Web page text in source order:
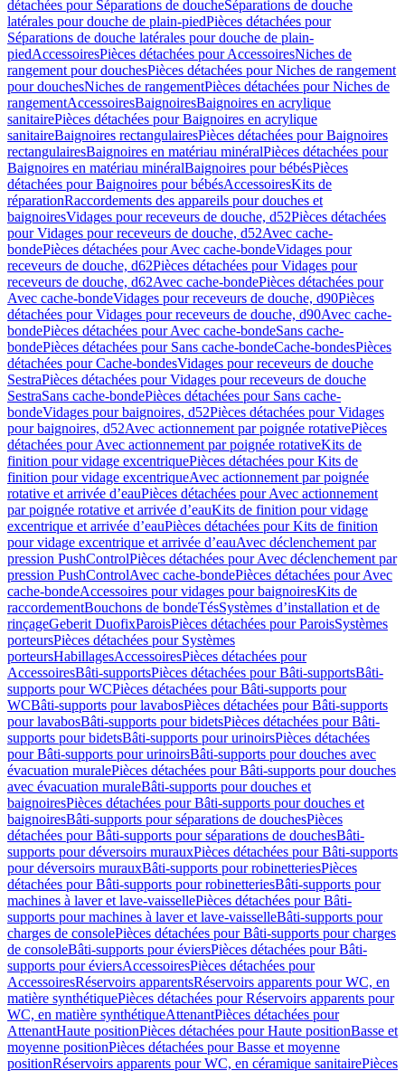
détachées pour Séparations de doucheSéparations de douche
latérales pour douche de plain-piedPièces détachées pour
Séparations de douche latérales pour douche de plain-
piedAccessoiresPièces détachées pour AccessoiresNiches de
rangement pour douchesPièces détachées pour Niches de rangement
pour douchesNiches de rangementPièces détachées pour Niches de
rangementAccessoiresBaignoiresBaignoires en acrylique
sanitairePièces détachées pour Baignoires en acrylique
sanitaireBaignoires rectangulairesPièces détachées pour Baignoires
rectangulairesBaignoires en matériau minéralPièces détachées pour
Baignoires en matériau minéralBaignoires pour bébésPièces
détachées pour Baignoires pour bébésAccessoiresKits de
réparationRaccordements des appareils pour douches et
baignoiresVidages pour receveurs de douche, d52Pièces détachées
pour Vidages pour receveurs de douche, d52Avec cache-
bondePièces détachées pour Avec cache-bondeVidages pour
receveurs de douche, d62Pièces détachées pour Vidages pour
receveurs de douche, d62Avec cache-bondePièces détachées pour
Avec cache-bondeVidages pour receveurs de douche, d90Pièces
détachées pour Vidages pour receveurs de douche, d90Avec cache-
bondePièces détachées pour Avec cache-bondeSans cache-
bondePièces détachées pour Sans cache-bondeCache-bondesPièces
détachées pour Cache-bondesVidages pour receveurs de douche
SestraPièces détachées pour Vidages pour receveurs de douche
SestraSans cache-bondePièces détachées pour Sans cache-
bondeVidages pour baignoires, d52Pièces détachées pour Vidages
pour baignoires, d52Avec actionnement par poignée rotativePièces
détachées pour Avec actionnement par poignée rotativeKits de
finition pour vidage excentriquePièces détachées pour Kits de
finition pour vidage excentriqueAvec actionnement par poignée
rotative et arrivée d’eauPièces détachées pour Avec actionnement
par poignée rotative et arrivée d’eauKits de finition pour vidage
excentrique et arrivée d’eauPièces détachées pour Kits de finition
pour vidage excentrique et arrivée d’eauAvec déclenchement par
pression PushControlPièces détachées pour Avec déclenchement par
pression PushControlAvec cache-bondePièces détachées pour Avec
cache-bondeAccessoires pour vidages pour baignoiresKits de
raccordementBouchons de bondeTésSystèmes d’installation et de
rinçageGeberit DuofixParoisPièces détachées pour ParoisSystèmes
porteursPièces détachées pour Systèmes
porteursHabillagesAccessoiresPièces détachées pour
AccessoiresBâti-supportsPièces détachées pour Bâti-supportsBâti-
supports pour WCPièces détachées pour Bâti-supports pour
WCBâti-supports pour lavabosPièces détachées pour Bâti-supports
pour lavabosBâti-supports pour bidetsPièces détachées pour Bâti-
supports pour bidetsBâti-supports pour urinoirsPièces détachées
pour Bâti-supports pour urinoirsBâti-supports pour douches avec
évacuation muralePièces détachées pour Bâti-supports pour douches
avec évacuation muraleBâti-supports pour douches et
baignoiresPièces détachées pour Bâti-supports pour douches et
baignoiresBâti-supports pour séparations de douchesPièces
détachées pour Bâti-supports pour séparations de douchesBâti-
supports pour déversoirs murauxPièces détachées pour Bâti-supports
pour déversoirs murauxBâti-supports pour robinetteriesPièces
détachées pour Bâti-supports pour robinetteriesBâti-supports pour
machines à laver et lave-vaissellePièces détachées pour Bâti-
supports pour machines à laver et lave-vaisselleBâti-supports pour
charges de consolePièces détachées pour Bâti-supports pour charges
de consoleBâti-supports pour éviersPièces détachées pour Bâti-
supports pour éviersAccessoiresPièces détachées pour
AccessoiresRéservoirs apparentsRéservoirs apparents pour WC, en
matière synthétiquePièces détachées pour Réservoirs apparents pour
WC, en matière synthétiqueAttenantPièces détachées pour
AttenantHaute positionPièces détachées pour Haute positionBasse et
moyenne positionPièces détachées pour Basse et moyenne
positionRéservoirs apparents pour WC, en céramique sanitairePièces